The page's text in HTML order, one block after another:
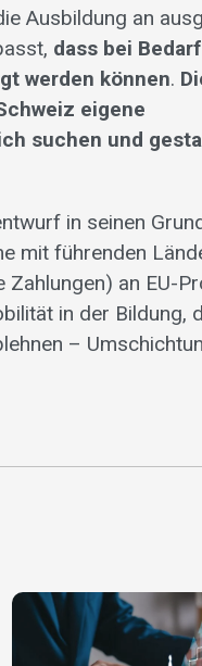
Ausbildung an
dass bei
werden können.
eigene
suchen und
in seinen
mit führenden
an EU-
in der Bildung,
–